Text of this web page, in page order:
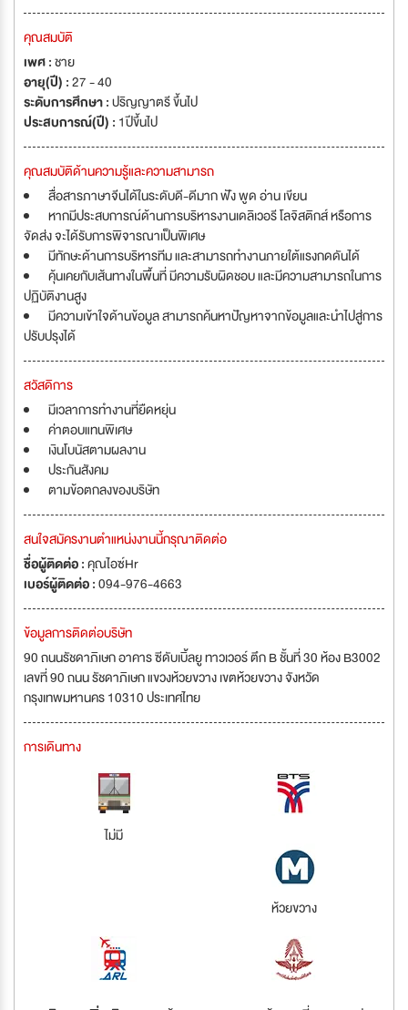
คุณสมบัติ
เพศ :ชาย
อายุ(ปี) :27 - 40
ระดับการศึกษา :ปริญญาตรี ขึ้นไป
ประสบการณ์(ปี) : 1ปีขึ้นไป
คุณสมบัติด้านความรู้และความสามารถ
สื่อสารภาษาจีนได้ในระดับดี-ดีมาก ฟัง พูด อ่าน เขียน
หากมีประสบการณ์ด้านการบริหารงานเดลิเวอรี โลจิสติกส์ หรือการ
จัดส่ง จะได้รับการพิจารณาเป็นพิเศษ
มีทักษะด้านการบริหารทีม และสามารถทำงานภายใต้แรงกดดันได้
คุ้นเคยกับเส้นทางในพื้นที่ มีความรับผิดชอบ และมีความสามารถในการ
ปฏิบัติงานสูง
มีความเข้าใจด้านข้อมูล สามารถค้นหาปัญหาจากข้อมูลและนำไปสู่การ
ปรับปรุงได้
สวัสดิการ
มีเวลาการทำงานที่ยืดหยุ่น
ค่าตอบแทนพิเศษ
เงินโบนัสตามผลงาน
ประกันสังคม
ตามข้อตกลงของบริษัท
สนใจสมัครงานตำแหน่งงานนี้กรุณาติดต่อ
ชื่อผู้ติดต่อ :คุณไอซ์Hr
เบอร์ผู้ติดต่อ :094-976-4663
ข้อมูลการติดต่อบริษัท
90 ถนนรัชดาภิเษก อาคาร ซีดับเบิ้ลยู ทาวเวอร์ ตึก B ชั้นที่ 30 ห้อง B3002
เลขที่ 90 ถนน รัชดาภิเษก แขวงห้วยขวาง เขตห้วยขวาง จังหวัด
กรุงเทพมหานคร 10310 ประเทศไทย
การเดินทาง
ไม่มี
ห้วยขวาง